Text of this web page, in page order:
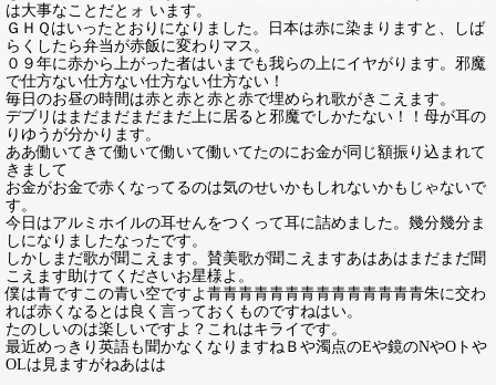
は大事なことだとォ います。
ＧＨＱはいったとおりになりました。日本は赤に染まりますと、しば
らくしたら弁当が赤飯に変わりマス。
０９年に赤から上がった者はいまでも我らの上にイヤがります。邪魔
で仕方ない仕方ない仕方ない仕方ない！
毎日のお昼の時間は赤と赤と赤と赤で埋められ歌がきこえます。
デブリはまだまだまだまだ上に居ると邪魔でしかたない！！母が耳の
りゆうが分かります。
ああ働いてきて働いて働いて働いてたのにお金が同じ額振り込まれて
きまして
お金がお金で赤くなってるのは気のせいかもしれないかもじゃないで
す。
今日はアルミホイルの耳せんをつくって耳に詰めました。幾分幾分ま
しになりましたなったです。
しかしまだ歌が聞こえます。賛美歌が聞こえますあはあはまだまだ聞
こえます助けてくださいお星様よ。
僕は青ですこの青い空ですよ青青青青青青青青青青青青青青朱に交わ
れば赤くなるとは良く言っておくものですねはい。
たのしいのは楽しいですよ？これはキライです。
最近めっきり英語も聞かなくなりますねＢや濁点のEや鏡のNやOトや
OLは見ますがねあはは